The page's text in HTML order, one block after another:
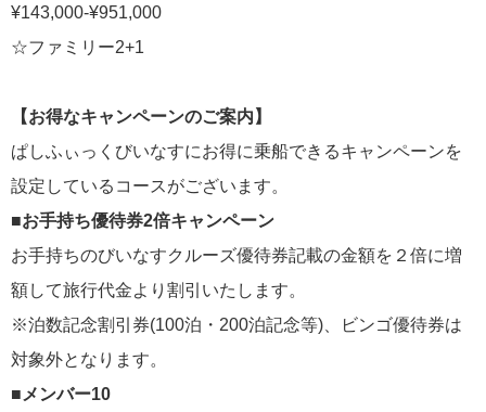
¥143,000-¥951,000
☆ファミリー2+1
【お得なキャンペーンのご案内】
ぱしふぃっくびいなすにお得に乗船できるキャンペーンを
設定しているコースがございます。
■お手持ち優待券2倍キャンペーン
お手持ちのびいなすクルーズ優待券記載の金額を２倍に増
額して旅行代金より割引いたします。
※泊数記念割引券(100泊・200泊記念等)、ビンゴ優待券は
対象外となります。
■メンバー10